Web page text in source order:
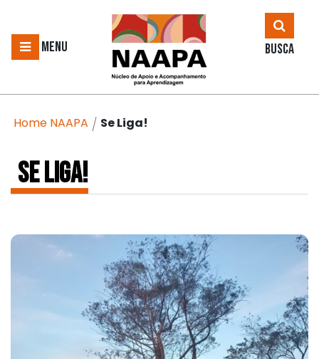
MENU BUSCA
Home NAAPA / Se Liga!
SE LIGA!